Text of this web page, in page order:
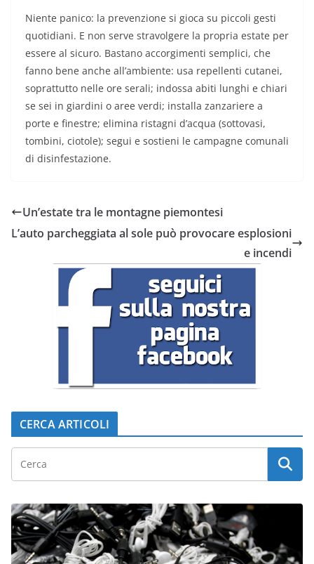
Niente panico: la prevenzione si gioca su piccoli gesti
quotidiani. E non serve stravolgere la propria estate per
essere al sicuro. Bastano accorgimenti semplici, che
fanno bene anche all’ambiente: usa repellenti cutanei,
soprattutto nelle ore serali; indossa abiti lunghi e chiari
se sei in giardini o aree verdi; installa zanzariere a
porte e finestre; elimina ristagni d’acqua (sottovasi,
tombini, ciotole); segui e sostieni le campagne comunali
di disinfestazione.
Un’estate tra le montagne piemontesi
L’auto parcheggiata al sole può provocare esplosioni
e incendi
CERCA ARTICOLI